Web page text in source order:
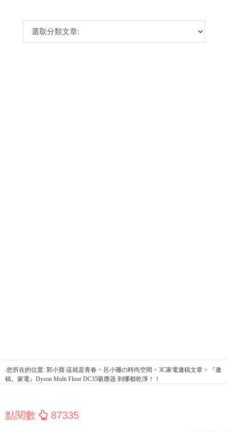
‧您所在的位置: 郭小寶‧這就是青春 > 呂小珊の時尚空間 > 3C家電邀稿文章 > 『邀
稿。家電』Dyson Multi Floor DC35吸塵器 到哪都乾淨！！
點閱數 87335